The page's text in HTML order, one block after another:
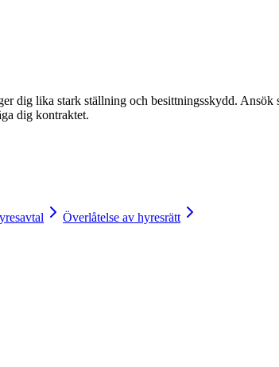
dig lika stark ställning och besittningsskydd.
dig kontraktet.
Överlåtelse av hyresrätt